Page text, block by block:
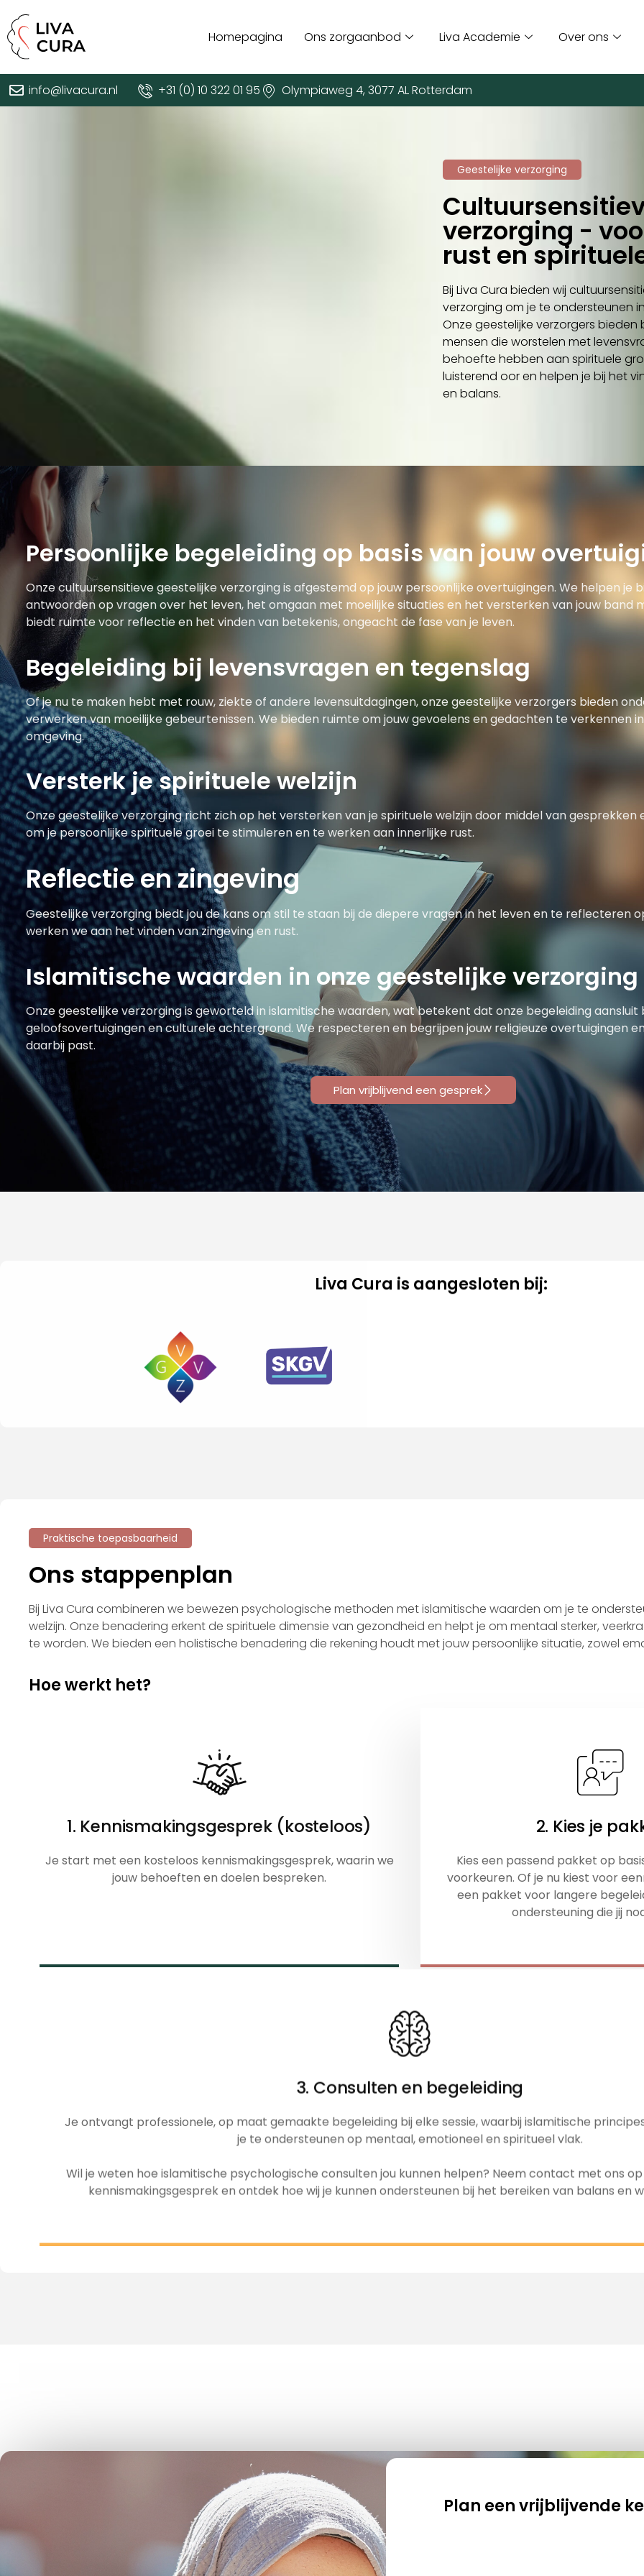
Homepagina Ons zorgaanbod Liva Academie Over ons
info@livacura.nl +31 (0) 10 322 01 95 Olympiaweg 4, 3077 AL Rotterdam
Geestelijke verzorging
verzorging -
rust en
Bij Liva Cura bieden wij
verzorging om je te ondersteunen
Onze geestelijke verzorgers
mensen die worstelen met
behoefte hebben aan spirituele
luisterend oor en helpen je bij het
en balans.
Persoonlijke begeleiding op basis van jouw
Onze cultuursensitieve geestelijke verzorging is afgestemd op jouw persoonlijke overtuigingen. We helpen je
antwoorden op vragen over het leven, het omgaan met moeilijke situaties en het versterken van jouw band
biedt ruimte voor reflectie en het vinden van betekenis, ongeacht de fase van je leven.
Begeleiding bij levensvragen en tegenslag
Of je nu te maken hebt met rouw, ziekte of andere levensuitdagingen, onze geestelijke verzorgers bieden
verwerken van moeilijke gebeurtenissen. We bieden ruimte om jouw gevoelens en gedachten te verkennen
omgeving.
Versterk je spirituele welzijn
Onze geestelijke verzorging richt zich op het versterken van je spirituele welzijn door middel van gesprekken
om je persoonlijke spirituele groei te stimuleren en te werken aan innerlijke rust.
Reflectie en zingeving
Geestelijke verzorging biedt jou de kans om stil te staan bij de diepere vragen in het leven en te reflecteren
werken we aan het vinden van zingeving en rust.
Islamitische waarden in onze geestelijke verzorging
Onze geestelijke verzorging is geworteld in islamitische waarden, wat betekent dat onze begeleiding aansluit
geloofsovertuigingen en culturele achtergrond. We respecteren en begrijpen jouw religieuze overtuigingen
daarbij past.
Plan vrijblijvend een gesprek
Liva Cura is aangesloten bij:
Praktische toepasbaarheid
Ons stappenplan
Bij Liva Cura combineren we bewezen psychologische methoden met islamitische waarden om je te
welzijn. Onze benadering erkent de spirituele dimensie van gezondheid en helpt je om mentaal sterker,
te worden. We bieden een holistische benadering die rekening houdt met jouw persoonlijke situatie, zowel
Hoe werkt het?
1. Kennismakingsgesprek (kosteloos)
Je start met een kosteloos kennismakingsgesprek, waarin we
jouw behoeften en doelen bespreken.
2. Kies je
Kies een passend pakket op
voorkeuren. Of je nu kiest voor
een pakket voor langere
ondersteuning die jij
3. Consulten en begeleiding
Je ontvangt professionele, op maat gemaakte begeleiding bij elke sessie, waarbij islamitische
je te ondersteunen op mentaal, emotioneel en spiritueel vlak.
Wil je weten hoe islamitische psychologische consulten jou kunnen helpen? Neem contact met ons
kennismakingsgesprek en ontdek hoe wij je kunnen ondersteunen bij het bereiken van balans en
Plan een vrijblijvende